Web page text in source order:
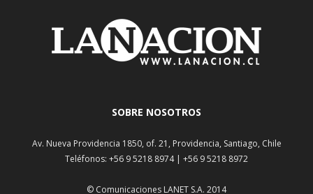
SOBRE NOSOTROS
Av. Nueva Providencia 1850, of. 21, Providencia, Santiago, Chile
Teléfonos: +56 9 5218 8974 | +56 9 5218 8972
© Comunicaciones LANET S.A. 2014